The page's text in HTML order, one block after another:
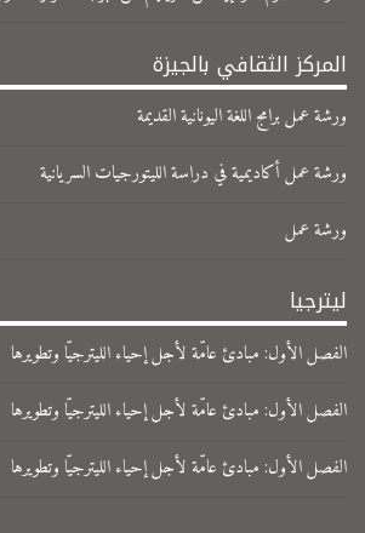
المركز الثقافي بالجيزة
ورشة عمل برامج اللغة اليونانية القديمة
ورشة عمل أكاديمية في دراسة الليتورجيات السريانية
ورشة عمل
ليترجيا
الفصل الأول: مبادئ عامّة لأجل إحياء الليترجيّا وتطويرها
الفصل الأول: مبادئ عامّة لأجل إحياء الليترجيّا وتطويرها
الفصل الأول: مبادئ عامّة لأجل إحياء الليترجيّا وتطويرها